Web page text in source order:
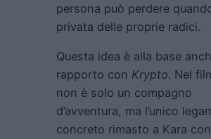
persona può perdere
privata delle proprie radici.
Questa idea è alla base
rapporto con Krypto. Nel
non è solo un compagno
d’avventura, ma l’unico
concreto rimasto a Kara